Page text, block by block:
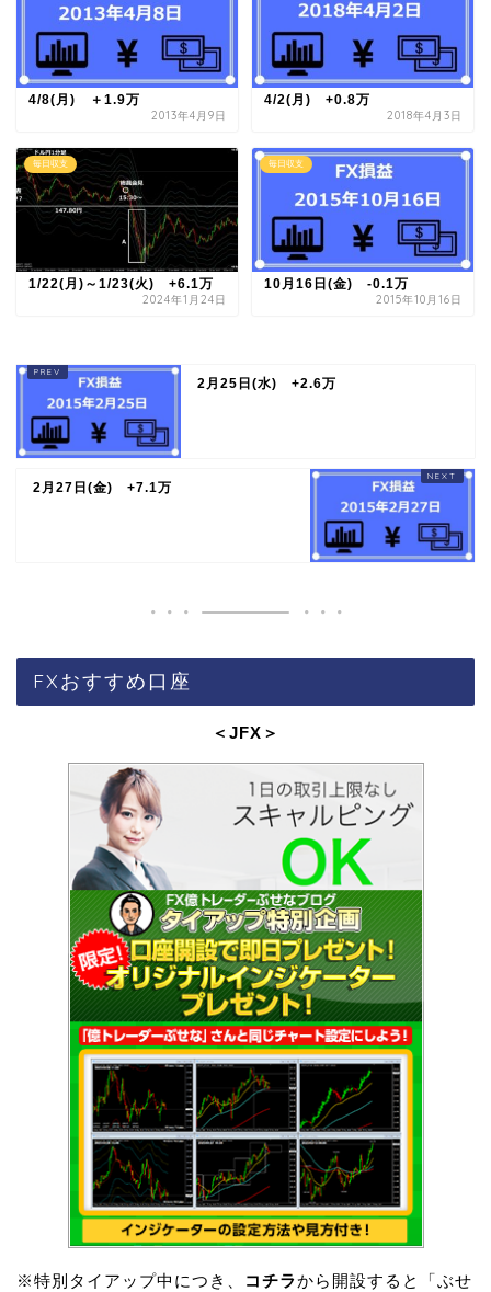
4/8(月) ＋1.9万
2013年4月9日
4/2(月) +0.8万
2018年4月3日
毎日収支
1/22(月)～1/23(火) +6.1万
2024年1月24日
毎日収支
10月16日(金) -0.1万
2015年10月16日
2月25日(水) +2.6万
2月27日(金) +7.1万
FXおすすめ口座
＜JFX ＞
※特別タイアップ中につき、 コチラから開設すると「ぶせ